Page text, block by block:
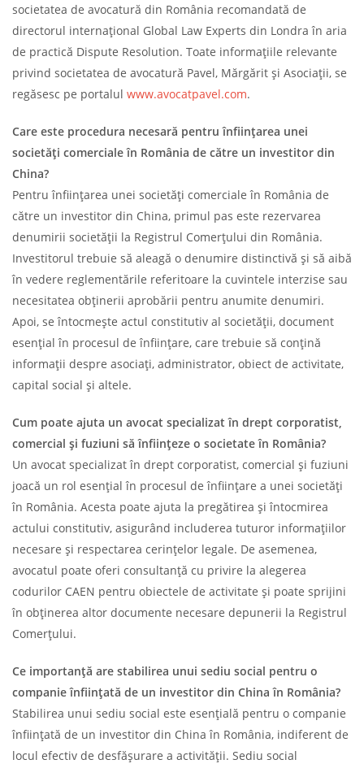
societatea de avocatură din România recomandată de
directorul internațional Global Law Experts din Londra în aria
de practică Dispute Resolution. Toate informațiile relevante
privind societatea de avocatură Pavel, Mărgărit și Asociații, se
regăsesc pe portalul www.avocatpavel.com.
Care este procedura necesară pentru înființarea unei
societăți comerciale în România de către un investitor din
China?
Pentru înființarea unei societăți comerciale în România de
către un investitor din China, primul pas este rezervarea
denumirii societății la Registrul Comerțului din România.
Investitorul trebuie să aleagă o denumire distinctivă și să aibă
în vedere reglementările referitoare la cuvintele interzise sau
necesitatea obținerii aprobării pentru anumite denumiri.
Apoi, se întocmește actul constitutiv al societății, document
esențial în procesul de înființare, care trebuie să conțină
informații despre asociați, administrator, obiect de activitate,
capital social și altele.
Cum poate ajuta un avocat specializat în drept corporatist,
comercial și fuziuni să înființeze o societate în România?
Un avocat specializat în drept corporatist, comercial și fuziuni
joacă un rol esențial în procesul de înființare a unei societăți
în România. Acesta poate ajuta la pregătirea și întocmirea
actului constitutiv, asigurând includerea tuturor informațiilor
necesare și respectarea cerințelor legale. De asemenea,
avocatul poate oferi consultanță cu privire la alegerea
codurilor CAEN pentru obiectele de activitate și poate sprijini
în obținerea altor documente necesare depunerii la Registrul
Comerțului.
Ce importanță are stabilirea unui sediu social pentru o
companie înființată de un investitor din China în România?
Stabilirea unui sediu social este esențială pentru o companie
înființată de un investitor din China în România, indiferent de
locul efectiv de desfășurare a activității. Sediu social